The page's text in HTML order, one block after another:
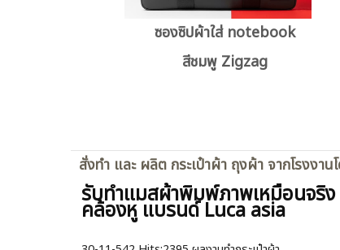
ซองซิปผ้าใส่ notebook
สีชมพู Zigzag
สั่งทำ และ ผลิต กระเป๋าผ้า ถุงผ้า จากโรงงาน
รับทำแมสผ้าพิมพ์ภาพเหมือนจริง
คล้องหู แบรนด์ Luca asia